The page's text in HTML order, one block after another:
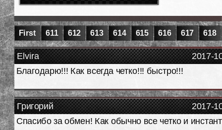
First 611 612 613 614 615 616 617 618
2017-
Elvira
Благодарю!!! Как всегда четко!!! быстро!!!
2017-
Григорий
Спасибо за обмен! Как обычно все четко и